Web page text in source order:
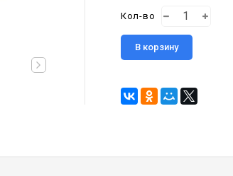
Кол-во
В корзину